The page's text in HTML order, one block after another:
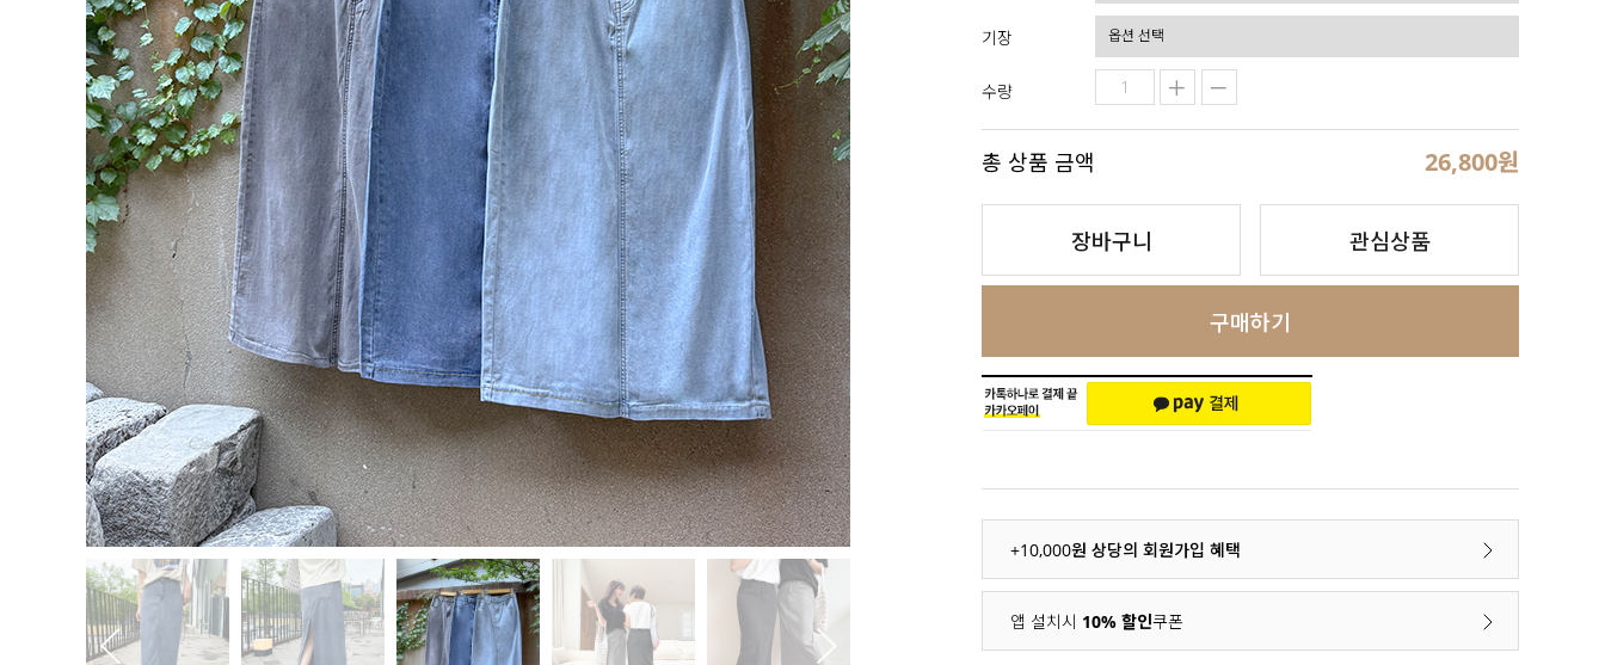
기장
수량
총 상품 금액 26,800원
장바구니 관심상품
구매하기
+10,000원 상당의 회원가입 혜택
앱 설치시 10% 할인쿠폰